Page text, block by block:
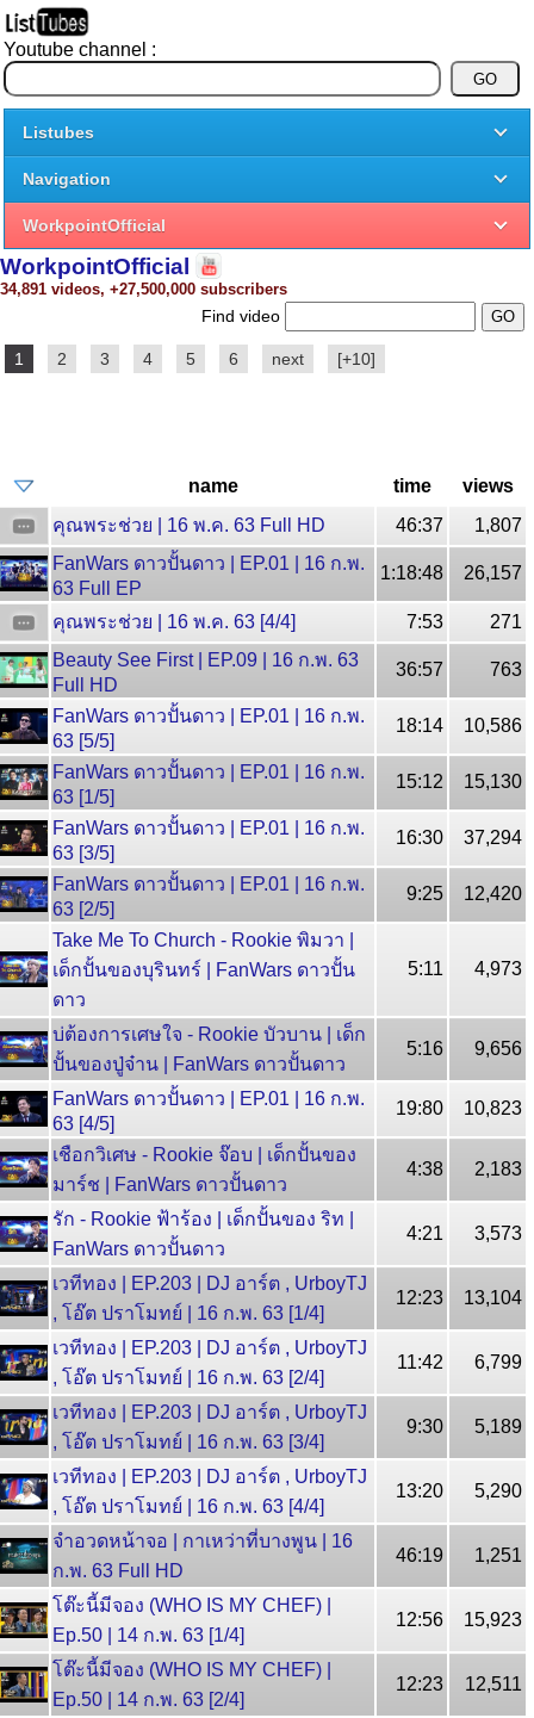
Youtube channel :
Listubes
Navigation
WorkpointOfficial
WorkpointOfficial
34,891 videos, +27,500,000 subscribers
Find video
1 2 3 4 5 6 next [+10]
name time
views
คุณพระช่วย | 16 พ.ค. 63 Full HD
46:37
1,807
FanWars ดาวปั้นดาว | EP.01 | 16 ก.พ.
63 Full EP
1:18:48 26,157
คุณพระช่วย | 16 พ.ค. 63 [4/4] 7:53
271
Beauty See First | EP.09 | 16 ก.พ. 63
Full HD
36:57 763
FanWars ดาวปั้นดาว | EP.01 | 16 ก.พ.
63 [5/5]
18:14 10,586
FanWars ดาวปั้นดาว | EP.01 | 16 ก.พ.
63 [1/5]
15:12 15,130
FanWars ดาวปั้นดาว | EP.01 | 16 ก.พ.
63 [3/5]
16:30 37,294
FanWars ดาวปั้นดาว | EP.01 | 16 ก.พ.
63 [2/5]
9:25 12,420
Take Me To Church - Rookie พิมวา |
เด็กปั้นของบุรินทร์ | FanWars ดาวปั้น
ดาว
5:11 4,973
บ่ต้องการเศษใจ - Rookie บัวบาน | เด็ก
ปั้นของปู่จ๋าน | FanWars ดาวปั้นดาว
5:16 9,656
FanWars ดาวปั้นดาว | EP.01 | 16 ก.พ.
63 [4/5]
19:80 10,823
เชือกวิเศษ - Rookie จ๊อบ | เด็กปั้นของ
มาร์ช | FanWars ดาวปั้นดาว
4:38 2,183
รัก - Rookie ฟ้าร้อง | เด็กปั้นของ ริท |
FanWars ดาวปั้นดาว
4:21 3,573
เวทีทอง | EP.203 | DJ อาร์ต , UrboyTJ
, โอ๊ต ปราโมทย์ | 16 ก.พ. 63 [1/4]
12:23 13,104
เวทีทอง | EP.203 | DJ อาร์ต , UrboyTJ
, โอ๊ต ปราโมทย์ | 16 ก.พ. 63 [2/4]
11:42 6,799
เวทีทอง | EP.203 | DJ อาร์ต , UrboyTJ
, โอ๊ต ปราโมทย์ | 16 ก.พ. 63 [3/4]
9:30 5,189
เวทีทอง | EP.203 | DJ อาร์ต , UrboyTJ
, โอ๊ต ปราโมทย์ | 16 ก.พ. 63 [4/4]
13:20 5,290
จำอวดหน้าจอ | กาเหว่าที่บางพูน | 16
ก.พ. 63 Full HD
46:19 1,251
โต๊ะนี้มีจอง (WHO IS MY CHEF) |
Ep.50 | 14 ก.พ. 63 [1/4]
12:56 15,923
โต๊ะนี้มีจอง (WHO IS MY CHEF) |
Ep.50 | 14 ก.พ. 63 [2/4]
12:23 12,511